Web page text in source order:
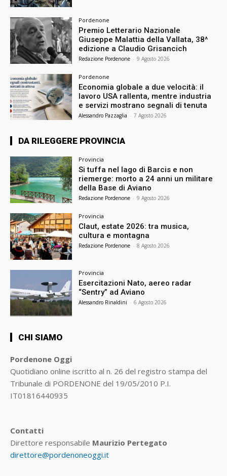
Pordenone
Premio Letterario Nazionale
Giuseppe Malattia della Vallata, 38^
edizione a Claudio Grisancich
Redazione Pordenone - 9 Agosto 2026
Pordenone
Economia globale a due velocità: il
lavoro USA rallenta, mentre industria
e servizi mostrano segnali di tenuta
Alessandro Pazzaglia - 7 Agosto 2026
DA RILEGGERE PROVINCIA
Provincia
Si tuffa nel lago di Barcis e non
riemerge: morto a 24 anni un militare
della Base di Aviano
Redazione Pordenone - 9 Agosto 2026
Provincia
Claut, estate 2026: tra musica,
cultura e montagna
Redazione Pordenone - 8 Agosto 2026
Provincia
Esercitazioni Nato, aereo radar
“Sentry” ad Aviano
Alessandro Rinaldini - 6 Agosto 2026
CHI SIAMO
Pordenone Oggi
Quotidiano online iscritto al n. 26 del registro stampa del
Tribunale di PORDENONE del 19/05/2010 P.I.
IT01816440935
Contatti
Direttore responsabile Maurizio Pertegato
direttore@pordenoneoggi.it